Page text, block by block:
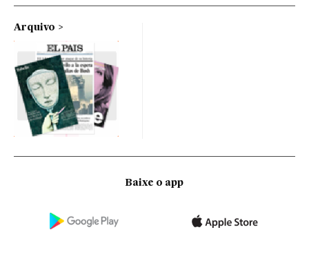
Arquivo
Baixe o app